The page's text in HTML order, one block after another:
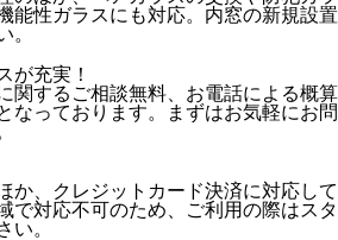
能性ガラスにも対応。内窓の新規設置
。
が充実！
関するご相談無料、お電話による概算
なっております。まずはお気軽にお問
か、クレジットカード決済に対応して
で対応不可のため、ご利用の際はスタ
い。